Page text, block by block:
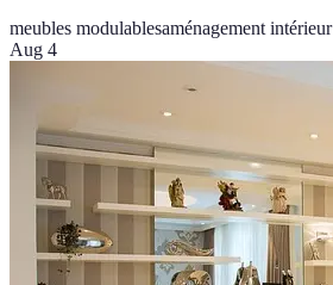
meubles modulablesaménagement intérieur
Aug 4